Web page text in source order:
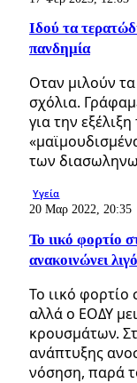
Ιδού τα
πανδημία
Οταν μιλούν
σχόλια.
για την
των
Υγεία
20 Μαρ 2022, 20:35
Το ιικό φορτίο
ανακοινώνει
Το ιικό
αλλά ο ΕΟΔΥ
κρουσμάτων.
ανάπτυξης
νόσηση, παρά